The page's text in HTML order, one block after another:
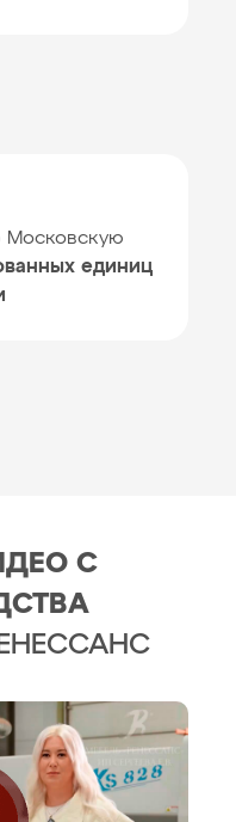
Московскую
единиц
С